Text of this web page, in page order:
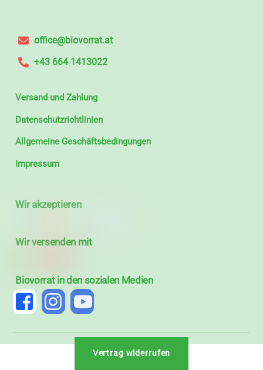
office@biovorrat.at
+43 664 1413022
Versand und Zahlung
Datenschutzrichtlinien
Allgemeine Geschäftsbedingungen
Impressum
Wir akzeptieren
Wir versenden mit
Biovorrat in den sozialen Medien
Vertrag widerrufen